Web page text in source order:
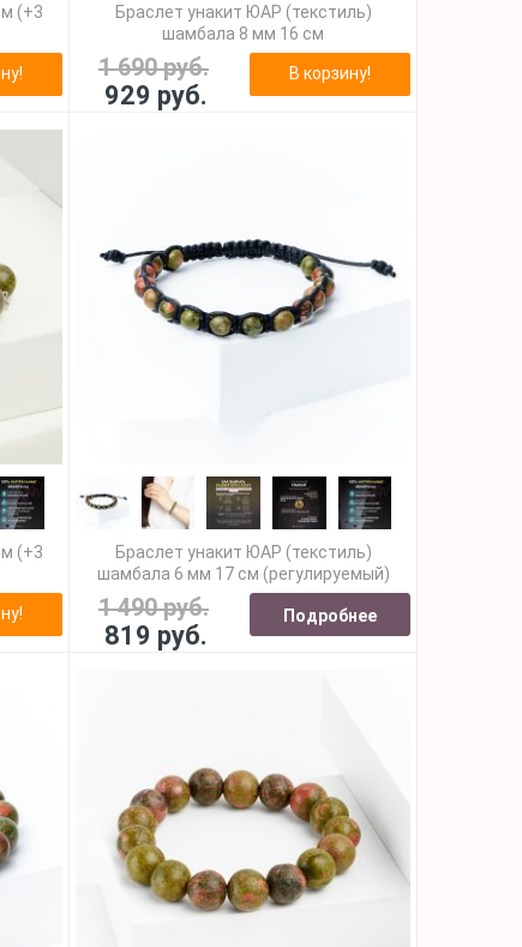
(+3
Браслет унакит ЮАР (текстиль)
шамбала 8 мм 16 см
1 690 руб.
929 руб.
В корзину!
(+3
Браслет унакит ЮАР (текстиль)
шамбала 6 мм 17 см (регулируемый)
1 490 руб.
819 руб.
Подробнее